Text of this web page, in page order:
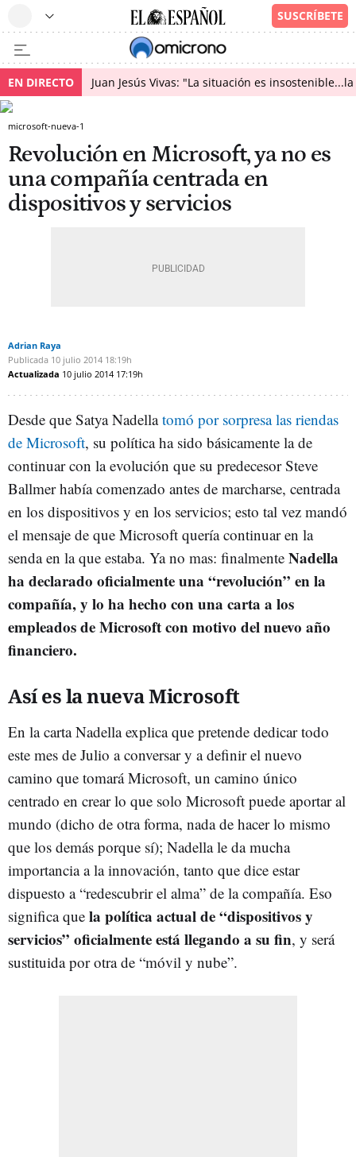
EN DIRECTO Juan Jesús Vivas: "La situación es
microsoft-nueva-1
Revolución en Microsoft, ya no es
una compañía centrada en
dispositivos y servicios
Adrian Raya
Publicada 10 julio 2014 18:19h
Actualizada 10 julio 2014 17:19h
Desde que Satya Nadellatomó por sorpresa las riendas
de Microsoft, su política ha sido básicamente la de
continuar con la evolución que su predecesor Steve
Ballmer había comenzado antes de marcharse, centrada
en los dispositivos y en los servicios; esto tal vez mandó
el mensaje de que Microsoft quería continuar en la
senda en la que estaba. Ya no mas: finalmente Nadella
ha declarado oficialmente una “revolución” en la
compañía, y lo ha hecho con una carta a los
empleados de Microsoft con motivo del nuevo año
financiero.
Así es la nueva Microsoft
En la carta Nadella explica que pretende dedicar todo
este mes de Julio a conversar y a definir el nuevo
camino que tomará Microsoft, un camino único
centrado en crear lo que solo Microsoft puede aportar al
mundo (dicho de otra forma, nada de hacer lo mismo
que los demás porque sí); Nadella le da mucha
importancia a la innovación, tanto que dice estar
dispuesto a “redescubrir el alma” de la compañía. Eso
significa que la política actual de “dispositivos y
servicios” oficialmente está llegando a su fin, y será
sustituida por otra de “móvil y nube”.